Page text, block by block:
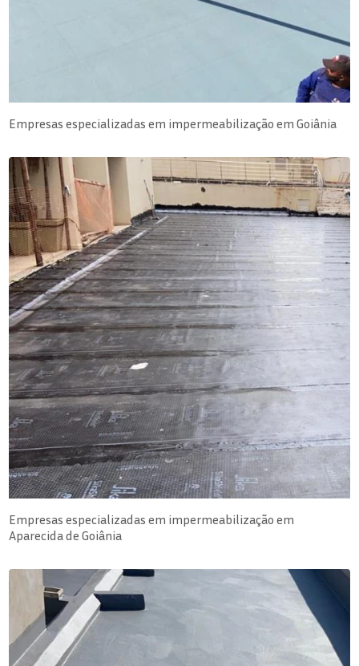
Empresas especializadas em impermeabilização em Goiânia
Empresas especializadas em impermeabilização em
Aparecida de Goiânia